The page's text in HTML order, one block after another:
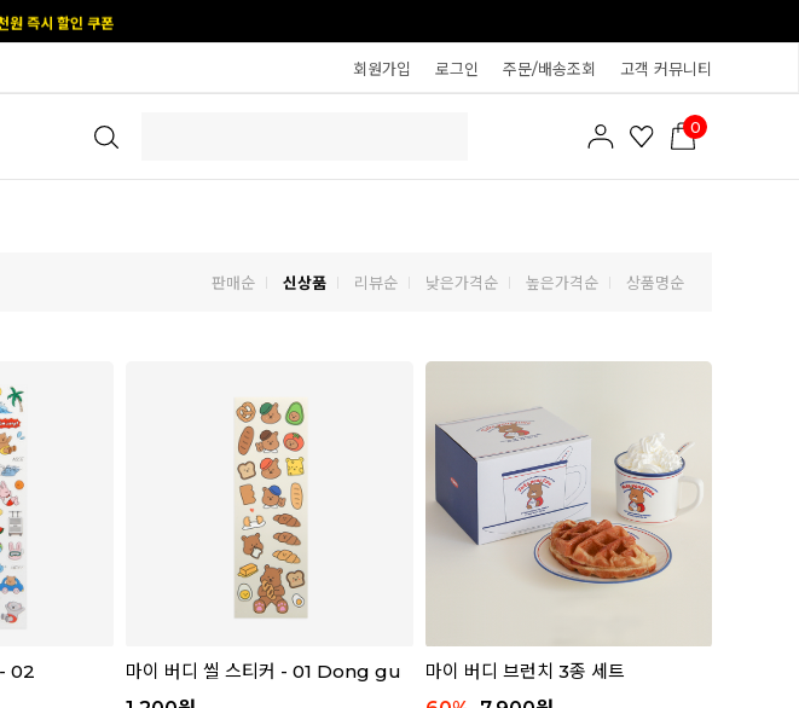
원 즉시 할인 쿠폰
회원가입 로그인 주문/배송조회 고객 커뮤니티
0
판매순 신상품 리뷰순 낮은가격순 높은가격순 상품명순
02
마이 버디 씰 스티커 - 01 Dong gu
마이 버디 브런치 3종 세트